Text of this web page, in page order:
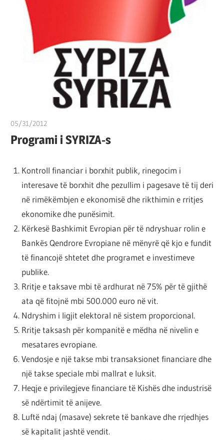
çështja
05/31/2012
Programi i SYRIZA-s
Kontroll financiar i borxhit publik, rinegocim i
interesave të borxhit dhe pezullim i pagesave të tij deri
në rimëkëmbjen e ekonomisë dhe rikthimin e rritjes
ekonomike dhe punësimit.
Kërkesë Bashkimit Evropian për të ndryshuar rolin e
Bankës Qendrore Evropiane në mënyrë që kjo e fundit
të financojë shtetet dhe programet e investimeve
publike.
Rritje e taksave mbi të ardhurat në 75% për të gjithë
ata që fitojnë mbi 500.000 euro në vit.
Ndryshim i ligjit elektoral në sistem proporcional.
Rritje taksash për kompanitë e mëdha në nivelin e
mesatares evropiane.
Vendosje e një takse mbi transaksionet financiare dhe
një takse speciale mbi mallrat e luksit.
Heqje e privilegjeve financiare të Kishës dhe industrisë
së ndërtimit të anijeve.
Luftë ndaj (masave) sekrete të bankave dhe rrjedhjes
së kapitalit jashtë vendit.